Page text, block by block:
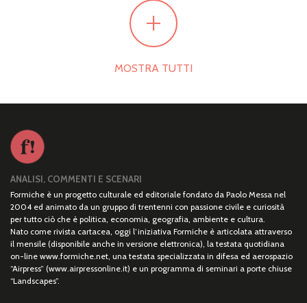
+
MOSTRA TUTTI
ANALISI, COMMENTI E SCENARI
Formiche è un progetto culturale ed editoriale fondato da Paolo Messa nel
2004 ed animato da un gruppo di trentenni con passione civile e curiosità
per tutto ciò che è politica, economia, geografia, ambiente e cultura.
Nato come rivista cartacea, oggi l’iniziativa Formiche è articolata attraverso
il mensile (disponibile anche in versione elettronica), la testata quotidiana
on-line www.formiche.net, una testata specializzata in difesa ed aerospazio
“Airpress” (www.airpressonline.it) e un programma di seminari a porte chiuse
“Landscapes”.